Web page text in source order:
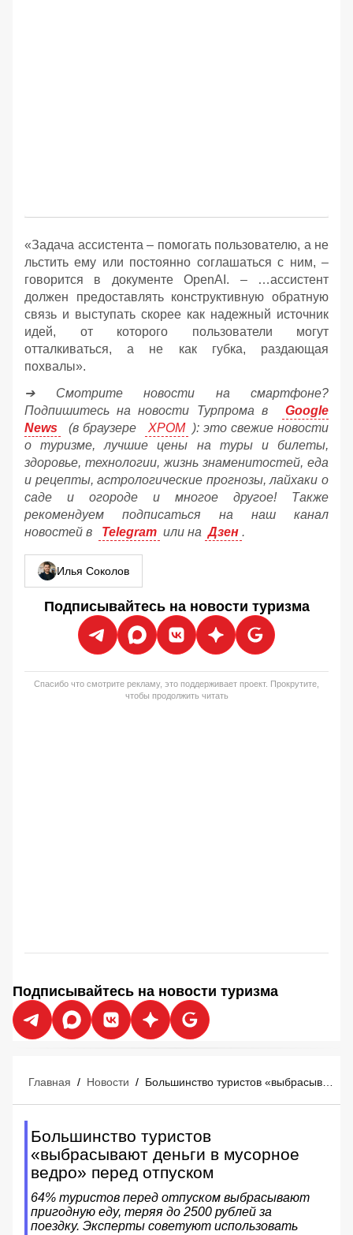
«Задача ассистента – помогать пользователю, а не
льстить ему или постоянно соглашаться с ним, –
говорится в документе OpenAI. – …ассистент
должен предоставлять конструктивную обратную
связь и выступать скорее как надежный источник
идей, от которого пользователи могут
отталкиваться, а не как губка, раздающая
похвалы».
➔ Смотрите новости на смартфоне?
Подпишитесь на новости Турпрома в
Google
News
(в браузере ХРОМ
): это свежие новости
о туризме, лучшие цены на туры и билеты,
здоровье, технологии, жизнь знаменитостей, еда
и рецепты, астрологические прогнозы, лайхаки о
саде и огороде и многое другое! Также
рекомендуем подписаться на наш канал
новостей в
Telegram или на Дзен .
Илья Соколов
Подписывайтесь на новости туризма
Спасибо что смотрите рекламу, это поддерживает проект. Прокрутите,
чтобы продолжить читать
Подписывайтесь на новости туризма
Главная / Новости /
Большинство туристов
«выбрасывают деньги в мусорное
ведро» перед отпуском
64% туристов перед отпуском выбрасывают
пригодную еду, теряя до 2500 рублей за
поездку. Эксперты советуют использовать